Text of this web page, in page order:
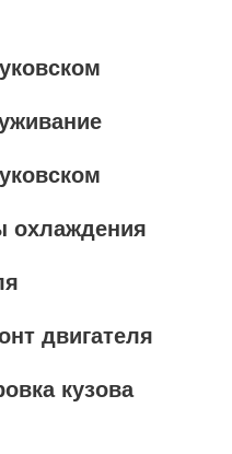
охлаждения
двигателя
кузова